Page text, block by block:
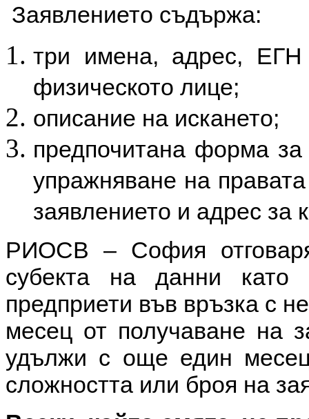
Заявлението съдържа:
три имена, адрес,
физическото лице;
описание на искането;
предпочитана форма
упражняване на
заявлението и адрес за
РИОСВ – София
субекта на данни като
предприети във връзка с
месец от получаване на
удължи с още един
сложността или броя на